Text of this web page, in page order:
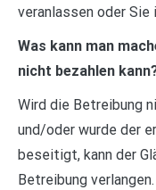
veranlassen oder Sie
Was kann man
nicht bezahlen
Wird die Betreibung
und/oder wurde der
beseitigt, kann der
Betreibung